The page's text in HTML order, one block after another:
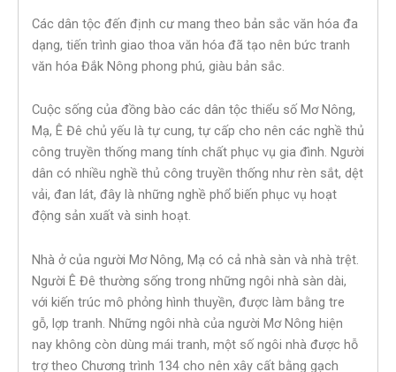
Các dân tộc đến định cư mang theo bản sắc văn hóa đa
dạng, tiến trình giao thoa văn hóa đã tạo nên bức tranh
văn hóa Đắk Nông phong phú, giàu bản sắc.
Cuộc sống của đồng bào các dân tộc thiểu số Mơ Nông,
Mạ, Ê Đê chủ yếu là tự cung, tự cấp cho nên các nghề thủ
công truyền thống mang tính chất phục vụ gia đình. Người
dân có nhiều nghề thủ công truyền thống như rèn sắt, dệt
vải, đan lát, đây là những nghề phổ biến phục vụ hoạt
động sản xuất và sinh hoạt.
Nhà ở của người Mơ Nông, Mạ có cả nhà sàn và nhà trệt.
Người Ê Đê thường sống trong những ngôi nhà sàn dài,
với kiến trúc mô phỏng hình thuyền, được làm bằng tre
gỗ, lợp tranh. Những ngôi nhà của người Mơ Nông hiện
nay không còn dùng mái tranh, một số ngôi nhà được hỗ
trợ theo Chương trình 134 cho nên xây cất bằng gạch